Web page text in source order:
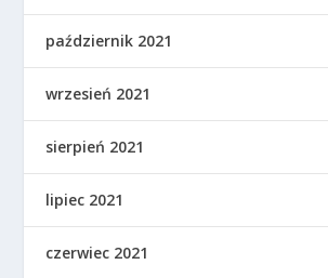
październik 2021
wrzesień 2021
sierpień 2021
lipiec 2021
czerwiec 2021